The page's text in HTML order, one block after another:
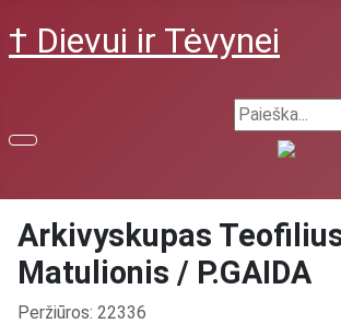
† Dievui ir Tėvynei
Search ...
Arkivyskupas
Matulionis / P.GAIDA
Išsami informacija
Peržiūros: 22336